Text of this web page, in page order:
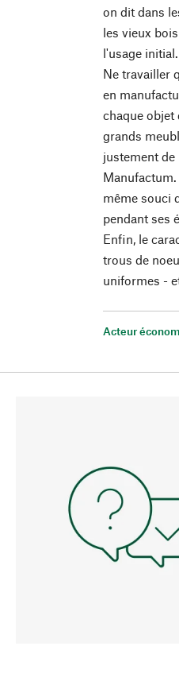
on dit dans
les vieux
l'usage initial.
Ne travailler
en
chaque objet
grands
justement
même souci
pendant ses
Enfin, le
trous de
uniformes -
Acteur